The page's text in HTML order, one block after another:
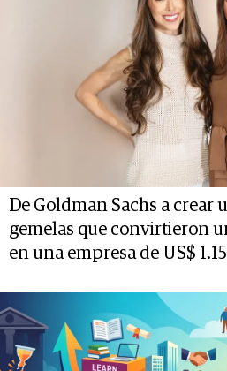
De Goldman Sachs a crear
gemelas que convirtieron
en una empresa de US$